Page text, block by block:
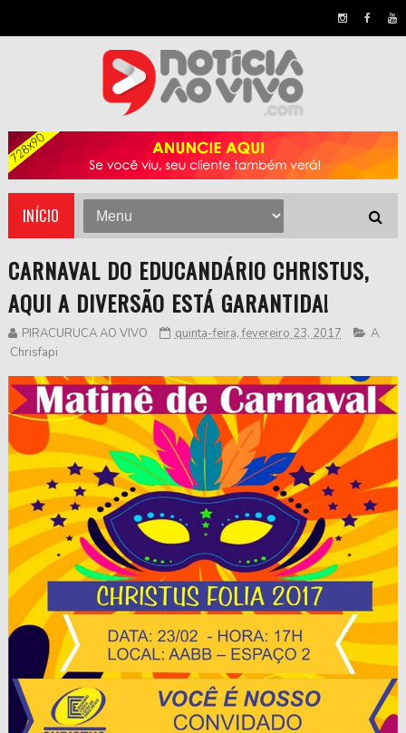
INÍCIO
CARNAVAL DO EDUCANDÁRIO CHRISTUS,
AQUI A DIVERSÃO ESTÁ GARANTIDA!
PIRACURUCA AO VIVO quinta-feira, fevereiro 23, 2017 A,
Chrisfapi